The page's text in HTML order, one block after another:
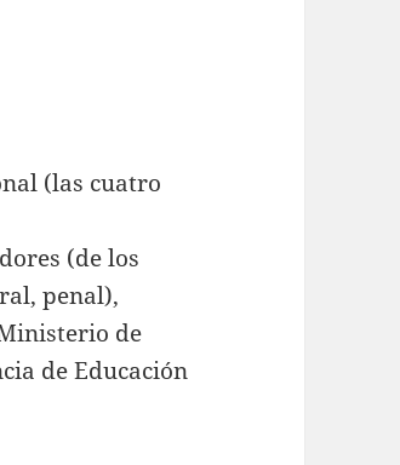
(las cuatro
(de los
penal),
de
de Educación